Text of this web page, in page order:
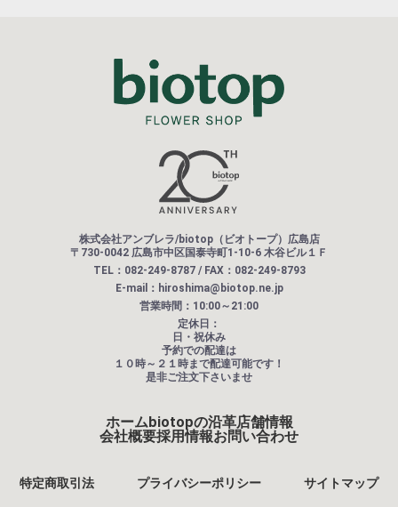
株式会社アンブレラ/biotop（ビオトープ）広島店
〒730-0042 広島市中区国泰寺町1-10-6 木谷ビル１Ｆ
TEL：082-249-8787 / FAX：082-249-8793
E-mail：hiroshima@biotop.ne.jp
営業時間：10:00～21:00
定休日：
日・祝休み
予約での配達は
１０時～２１時まで配達可能です！
是非ご注文下さいませ
ホームbiotopの沿革店舗情報
会社概要採用情報お問い合わせ
特定商取引法 プライバシーポリシー サイトマップ